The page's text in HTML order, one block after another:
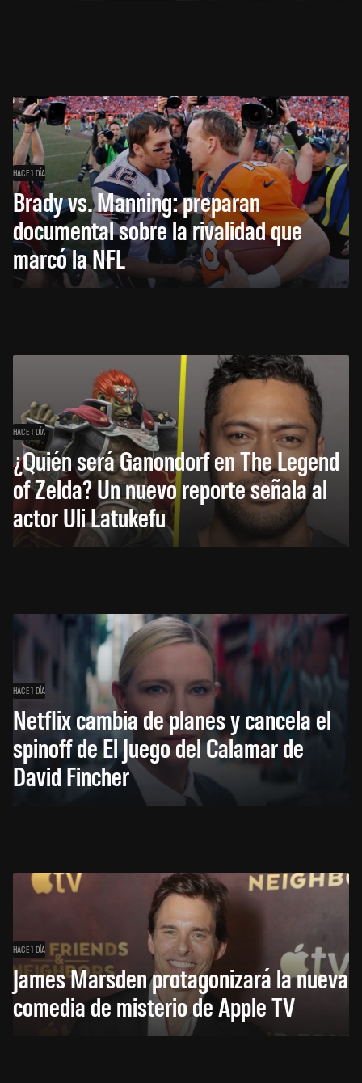
HACE 1 DÍA
Brady vs. Manning: preparan
documental sobre la rivalidad que
marcó la NFL
HACE 1 DÍA
¿Quién será Ganondorf en The Legend
of Zelda? Un nuevo reporte señala al
actor Uli Latukefu
HACE 1 DÍA
Netflix cambia de planes y cancela el
spinoff de El Juego del Calamar de
David Fincher
HACE 1 DÍA
James Marsden protagonizará la nueva
comedia de misterio de Apple TV